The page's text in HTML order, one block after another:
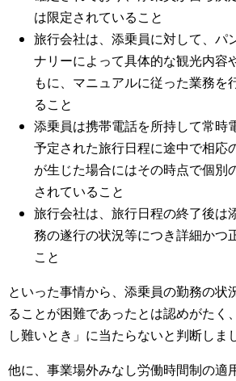
は限定されていること
旅行会社は、添乗員に対して、パ
ナリーによって具体的な観光内容
もに、マニュアルに従った業務を
ること
添乗員は携帯電話を所持して常時
予定された旅行日程に途中で相応
が生じた場合にはその時点で個別
されていること
旅行会社は、旅行日程の終了後は
務の遂行の状況等につき詳細かつ
こと
といった事情から、添乗員の勤務の状
ることが困難であったとは認めがたく
し難いとき」に当たらないと判断しま
他に、事業場外みなし労働時間制の適